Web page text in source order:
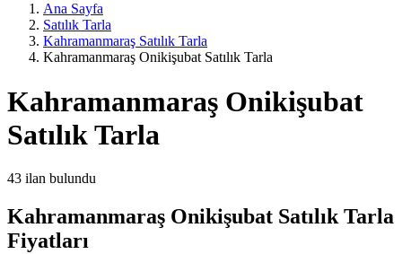
Ana Sayfa
Satılık Tarla
Kahramanmaraş Satılık Tarla
Kahramanmaraş Onikişubat Satılık Tarla
Kahramanmaraş Onikişubat
Satılık Tarla
43 ilan bulundu
Kahramanmaraş Onikişubat Satılık Tarla
Fiyatları